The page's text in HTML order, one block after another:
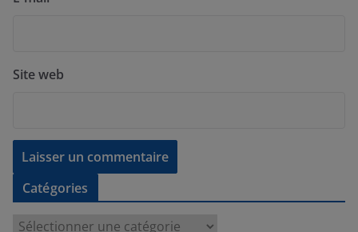
Site web
Catégories